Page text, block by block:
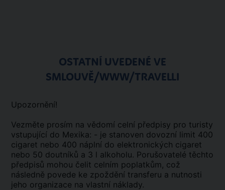
OSTATNÍ UVEDENÉ VE
SMLOUVĚ/WWW/TRAVELLI
Upozornění!
Vezměte prosím na vědomí celní předpisy pro turisty
vstupující do Mexika: - je stanoven dovozní limit 400
cigaret nebo 400 náplní do elektronických cigaret
nebo 50 doutníků a 3 l alkoholu. Porušovatelé těchto
předpisů mohou čelit celním poplatkům, což
následně povede ke zpoždění transferu a nutnosti
jeho organizace na vlastní náklady.